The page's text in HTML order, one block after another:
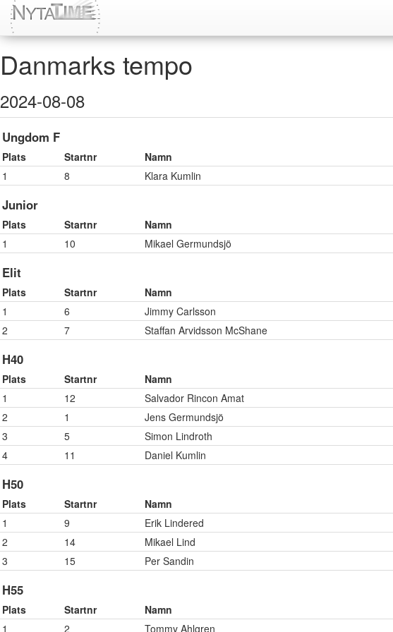
Danmarks tempo
2024-08-08
Ungdom F
Plats Startnr Namn
1
8 Klara Kumlin
Junior
Plats Startnr Namn
1
10 Mikael Germundsjö
Elit
Plats Startnr Namn
1
6 Jimmy Carlsson
2
7 Staffan Arvidsson McShane
H40
Plats Startnr Namn
1
12 Salvador Rincon Amat
2
1 Jens Germundsjö
3
5 Simon Lindroth
4
11 Daniel Kumlin
H50
Plats Startnr Namn
1
9 Erik Lindered
2
14 Mikael Lind
3
15 Per Sandin
H55
Plats Startnr Namn
1
2 Tommy Ahlgren